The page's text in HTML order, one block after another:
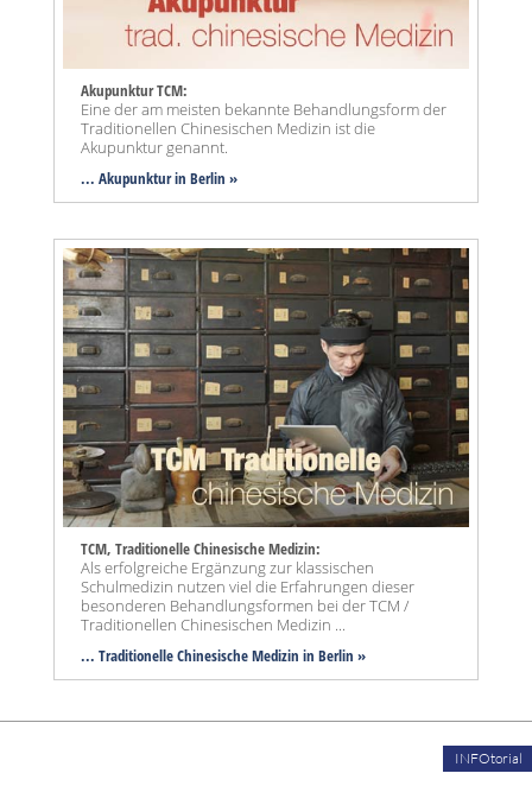
Akupunktur TCM:
Eine der am meisten bekannte Behandlungsform der
Traditionellen Chinesischen Medizin ist die
Akupunktur genannt.
... Akupunktur in Berlin »
TCM, Traditionelle Chinesische Medizin:
Als erfolgreiche Ergänzung zur klassischen
Schulmedizin nutzen viel die Erfahrungen dieser
besonderen Behandlungsformen bei der TCM /
Traditionellen Chinesischen Medizin ...
... Traditionelle Chinesische Medizin in Berlin »
INFOtorial